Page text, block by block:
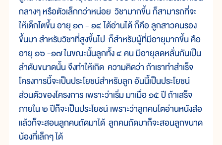
กลางๆ หรือตัวเล็กกว่าหน่อย วิชามากขึ้น ก็สามารถที่จะ
ให้เด็กโตขึ้น อายุ ๑๓ - ๑๔ ได้อ่านได้ ก็คือ ลูกสาวคนรอง
ขึ้นมา สำหรับวิชาที่สูงขึ้นไป ก็สำหรับผู้ที่มีอายุมากขึ้น คือ
อายุ ๑๖ -๑๗ ในขณะนั้นลูกทั้ง ๔ คน มีอายุลดหลั่นกันเป็น
ลำดับขนาดนั้น จึงทำให้เกิด ความคิดว่า ถ้าเราทำสำเร็จ
โครงการนี้จะเป็นประโยชน์สำหรับลูก อันนี้เป็นประโยชน์
ส่วนตัวของโครงการ เพราะว่าเริ่ม มาเมื่อ ๑๕ ปี ถ้าเสร็จ
ภายใน ๒ ปีก็จะเป็นประโยชน์ เพราะว่าลูกคนโตอ่านหนังสือ
แล้วก็จะสอนลูกคนถัดมาได้ ลูกคนถัดมาก็จะสอนลูกขนาด
น้องที่เล็กๆ ได้